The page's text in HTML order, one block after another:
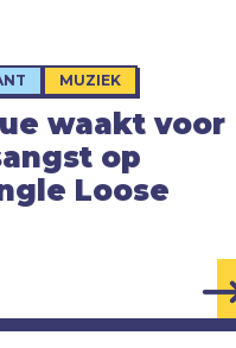
waakt voor
op
Loose
MUZIEK